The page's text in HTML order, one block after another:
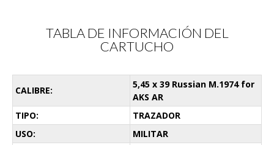
TABLA DE INFORMACIÓN DEL
CARTUCHO
CALIBRE:
5,45 x 39 Russian M.1974 for
AKS AR
TIPO:
TRAZADOR
USO:
MILITAR